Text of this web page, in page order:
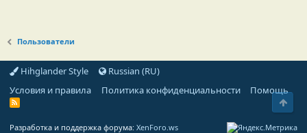
Пользователи
Hihglander Style
Russian (RU)
Условия и правила
Политика конфиденциальности Помощь
R
Разработка и поддержка форума: XenForo.ws